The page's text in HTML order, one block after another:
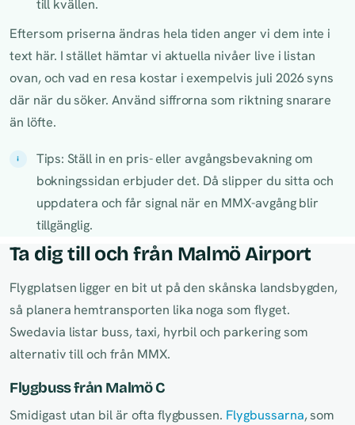
till kvällen.
Eftersom priserna ändras hela tiden anger vi dem inte i
text här. I stället hämtar vi aktuella nivåer live i listan
ovan, och vad en resa kostar i exempelvis juli 2026 syns
där när du söker. Använd siffrorna som riktning snarare
än löfte.
Tips: Ställ in en pris- eller avgångsbevakning om
bokningssidan erbjuder det. Då slipper du sitta och
uppdatera och får signal när en MMX-avgång blir
tillgänglig.
Ta dig till och från Malmö Airport
Flygplatsen ligger en bit ut på den skånska landsbygden,
så planera hemtransporten lika noga som flyget.
Swedavia listar buss, taxi, hyrbil och parkering som
alternativ till och från MMX.
Flygbuss från Malmö C
Smidigast utan bil är ofta flygbussen. Flygbussarna, som